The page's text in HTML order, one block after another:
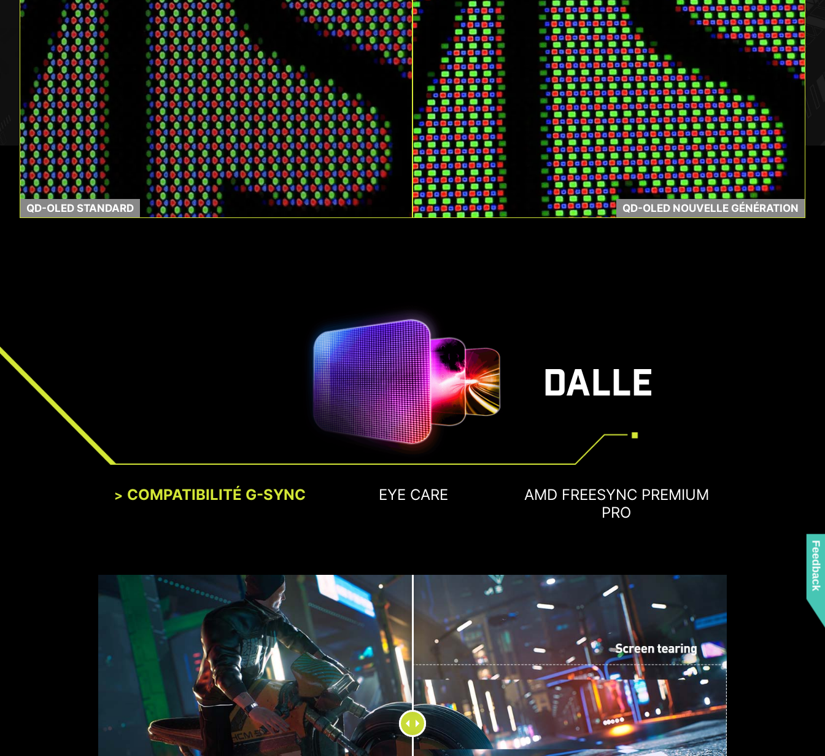
QD-OLED STANDARD QD-OLED NOUVELLE GÉNÉRATION
DALLE
COMPATIBILITÉ G-SYNC EYE CARE
AMD FREESYNC PREMIUM
PRO
UNE EXPÉRIENCE DE JEU
PLUS FLUIDE
Quand vous jouez, vous devriez pas à avoir à choisir entre des images
saccadées et des images déchirées. La technologie AMD FreeSync™ vous
assure les images les plus fluides et sans artefacts, et ce quel que soit le
Feedback